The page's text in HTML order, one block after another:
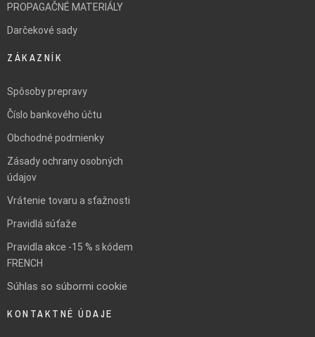
PROPAGAČNÉ MATERIÁLY
Darčekové sady
ZÁKAZNÍK
Spôsoby prepravy
Číslo bankového účtu
Obchodné podmienky
Zásady ochrany osobných
údajov
Vrátenie tovaru a sťažnosti
Pravidlá súťaže
Pravidla akce -15 % s kódem
FRENCH
Súhlas so súbormi cookie
KONTAKTNÉ ÚDAJE